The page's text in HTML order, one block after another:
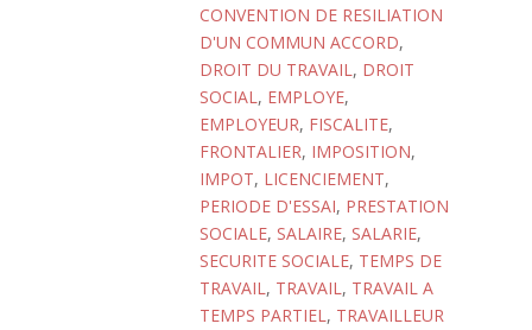
CONVENTION DE RESILIATION
D'UN COMMUN ACCORD,
DROIT DU TRAVAIL, DROIT
SOCIAL, EMPLOYE,
EMPLOYEUR, FISCALITE,
FRONTALIER, IMPOSITION,
IMPOT, LICENCIEMENT,
PERIODE D'ESSAI, PRESTATION
SOCIALE, SALAIRE, SALARIE,
SECURITE SOCIALE, TEMPS DE
TRAVAIL, TRAVAIL, TRAVAIL A
TEMPS PARTIEL, TRAVAILLEUR